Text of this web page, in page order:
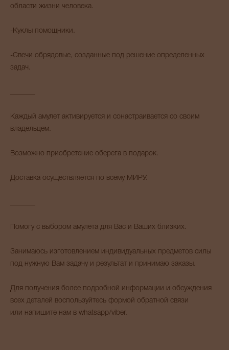
области жизни человека.
-Куклы помощники.
-Свечи обрядовые, созданные под решение определенных
задач.
Каждый амулет активируется и сонастраивается со своим
владельцем.
Возможно приобретение оберега в подарок.
Доставка осуществляется по всему МИРУ.
Помогу с выбором амулета для Вас и Ваших близких.
Занимаюсь изготовлением индивидуальных предметов силы
под нужную Вам задачу и результат и принимаю заказы.
Для получения более подробной информации и обсуждения
всех деталей воспользуйтесь формой обратной связи
или напишите нам в whatsapp/viber.